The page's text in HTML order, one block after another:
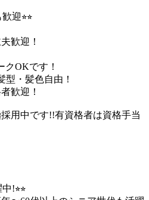
迎⭐︎⭐︎
歓迎！
クOKです！
型・髪色自由！
歓迎！
用中です!!有資格者は資格手当
!⭐︎⭐︎